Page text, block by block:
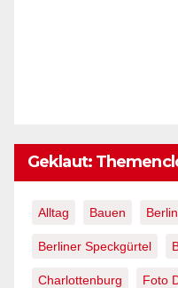
Geklaut:
Alltag Bauen
Berliner Speckgürtel
Charlottenburg Foto